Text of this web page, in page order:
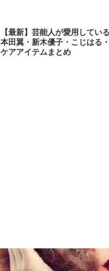
【最新】芸能人が愛用してい
本田翼・新木優子・こじはる
ケアアイテムまとめ